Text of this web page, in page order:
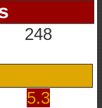
248
5.3